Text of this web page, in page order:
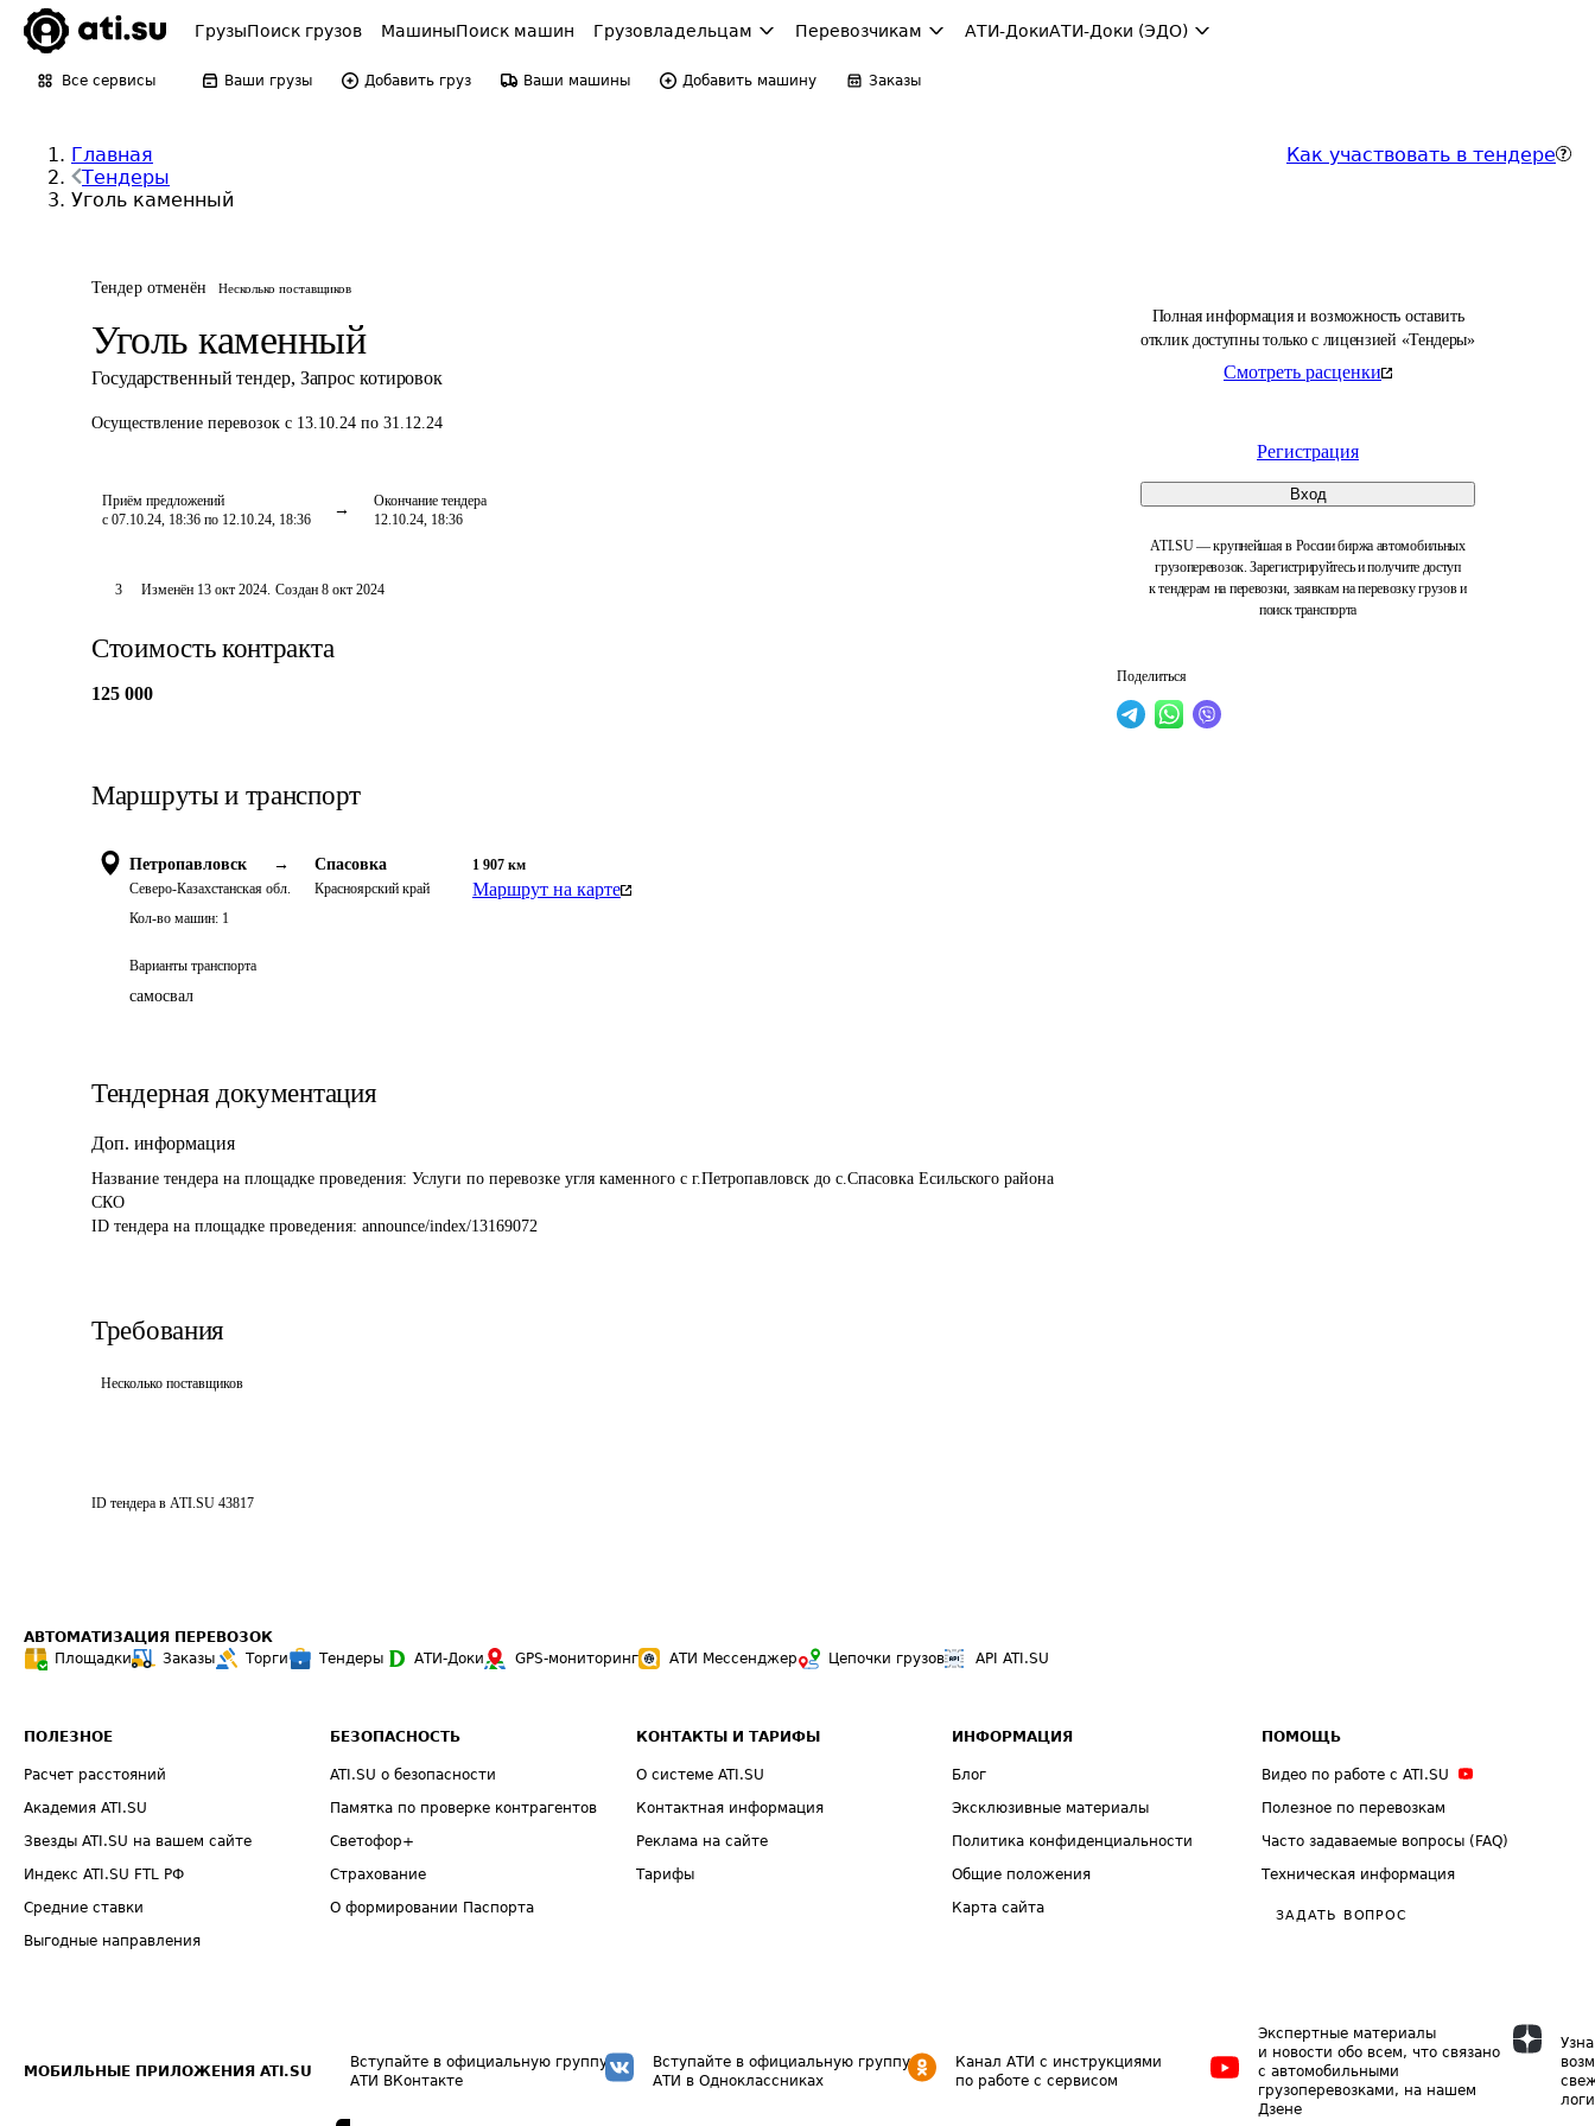
ГрузыПоиск грузов МашиныПоиск машин Грузовладельцам Перевозчикам АТИ-ДокиАТИ-Доки (ЭДО)
Все сервисы Ваши грузы Добавить груз Ваши машины Добавить машину Заказы
Главная
Тендеры
Уголь каменный
Как участвовать в тендере
Тендер отменён Несколько поставщиков
Уголь каменный
Государственный тендер, Запрос котировок
Осуществление перевозок с 13.10.24 по 31.12.24
Приём предложений
с 07.10.24, 18:36 по 12.10.24, 18:36
Окончание тендера
12.10.24, 18:36
Полная информация и возможность оставить
отклик доступны только с лицензией «Тендеры»
Смотреть расценки
Регистрация
Вход
ATI.SU — крупнейшая в России биржа автомобильных
грузоперевозок. Зарегистрируйтесь и получите доступ
к тендерам на перевозки, заявкам на перевозку грузов и
поиск транспорта
Поделиться
3 Изменён 13 окт 2024. Создан 8 окт 2024
Стоимость контракта
125 000
Маршруты и транспорт
Петропавловск →
Северо-Казахстанская обл.
Спасовка
Красноярский край
1 907 км
Маршрут на карте
Кол-во машин: 1
Варианты транспорта
самосвал
Тендерная документация
Доп. информация
Название тендера на площадке проведения: Услуги по перевозке угля каменного с г.Петропавловск до с.Спасовка Есильского района
СКО
ID тендера на площадке проведения: announce/index/13169072
Требования
Несколько поставщиков
ID тендера в ATI.SU 43817
АВТОМАТИЗАЦИЯ ПЕРЕВОЗОК
Площадки
Заказы Торги Тендеры АТИ-Доки GPS-мониторинг АТИ Мессенджер Цепочки грузов API ATI.SU
ПОЛЕЗНОЕ
Расчет расстояний
Академия ATI.SU
Звезды ATI.SU на вашем сайте
Индекс ATI.SU FTL РФ
Средние ставки
Выгодные направления
БЕЗОПАСНОСТЬ
ATI.SU о безопасности
Памятка по проверке контрагентов
Светофор+
Страхование
О формировании Паспорта
КОНТАКТЫ И ТАРИФЫ
О системе ATI.SU
Контактная информация
Реклама на сайте
Тарифы
ИНФОРМАЦИЯ
Блог
Эксклюзивные материалы
Политика конфиденциальности
Общие положения
Карта сайта
ПОМОЩЬ
Видео по работе с ATI.SU
Полезное по перевозкам
Часто задаваемые вопросы (FAQ)
Техническая информация
ЗАДАТЬ ВОПРОС
МОБИЛЬНЫЕ ПРИЛОЖЕНИЯ ATI.SU
Вступайте в официальную группу
АТИ ВКонтакте
Вступайте в официальную группу
АТИ в Одноклассниках
Канал АТИ с инструкциями
по работе с сервисом
Экспертные материалы
и новости обо всем, что связано
с автомобильными
грузоперевозками, на нашем
Дзене